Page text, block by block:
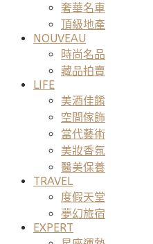
奢華名車
頂級地產
NOUVEAU
時尚名品
藏品拍賣
LIFE
美酒佳餚
空間傢飾
當代藝術
美妝香氛
醫美保養
TRAVEL
度假天堂
夢幻旅宿
EXPERT